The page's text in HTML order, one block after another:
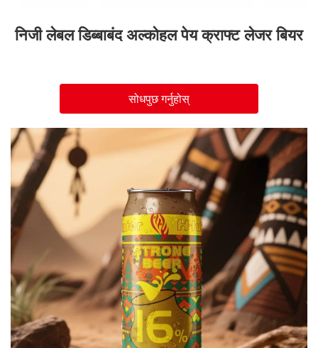
निजी लेबल डिब्बाबंद अल्कोहल पेय क्राफ्ट लेजर बियर
सोधपुछ गर्नुहोस्